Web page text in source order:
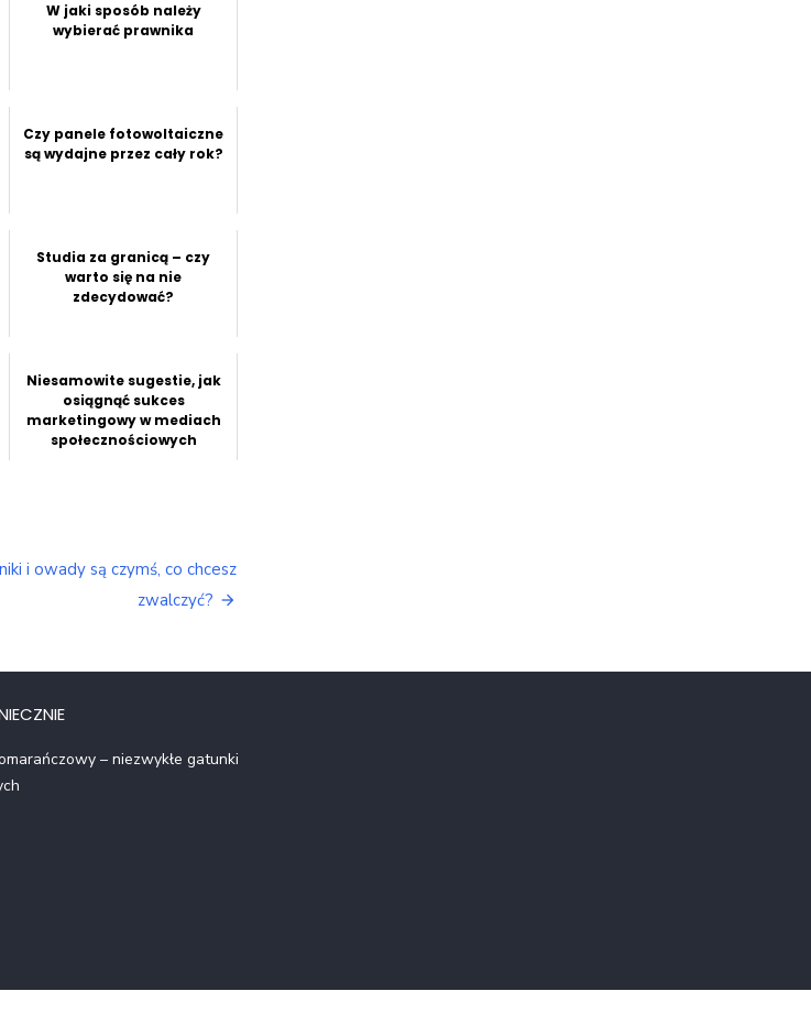
W jaki sposób należy
wybierać prawnika
Czy panele fotowoltaiczne
są wydajne przez cały rok?
Studia za granicą – czy
warto się na nie
zdecydować?
Niesamowite sugestie, jak
osiągnąć sukces
marketingowy w mediach
społecznościowych
i owady są czymś, co chcesz
zwalczyć?
– niezwykłe gatunki